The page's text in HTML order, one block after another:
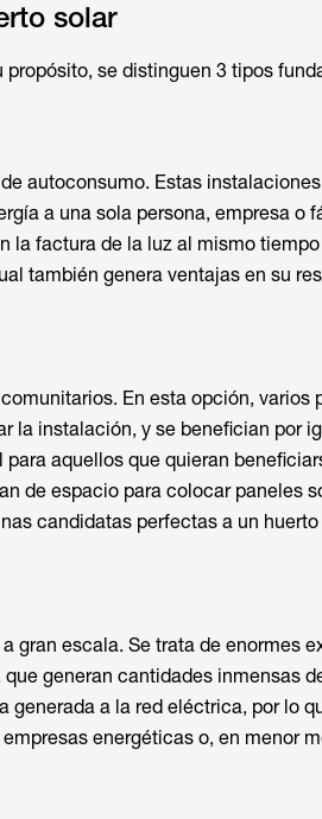
solar
propósito, se distinguen 3 tipos
autoconsumo. Estas
a una sola persona, empresa o
la factura de la luz al mismo
también genera ventajas en su
En esta opción,
la instalación, y se benefician por
para aquellos que quieran
de espacio para colocar paneles
candidatas perfectas a un
gran escala. Se trata de enormes
que generan cantidades inmensas
generada a la red eléctrica, por lo
energéticas o, en menor